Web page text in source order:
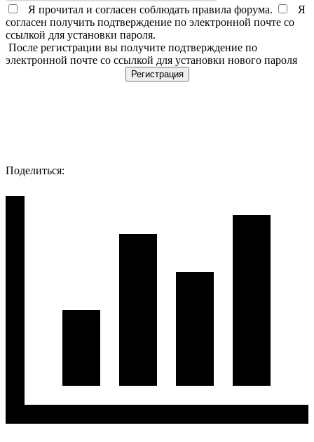
Я прочитал и согласен соблюдать правила форума.
Я
согласен получить подтверждение по электронной почте со
ссылкой для установки пароля.
После регистрации вы получите подтверждение по
электронной почте со ссылкой для установки нового пароля
Поделиться: